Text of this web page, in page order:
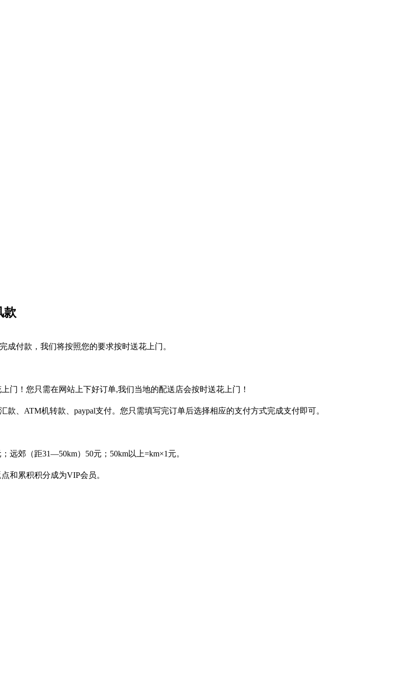
款
付款，我们将按照您的要求按时送花上门。
门！您只需在网站上下好订单,我们当地的配送店会按时送花上门！
、ATM机转款、paypal支付。您只需填写完订单后选择相应的支付方式完成支付即可。
远郊（距31—50km）50元；50km以上=km×1元。
和累积积分成为VIP会员。